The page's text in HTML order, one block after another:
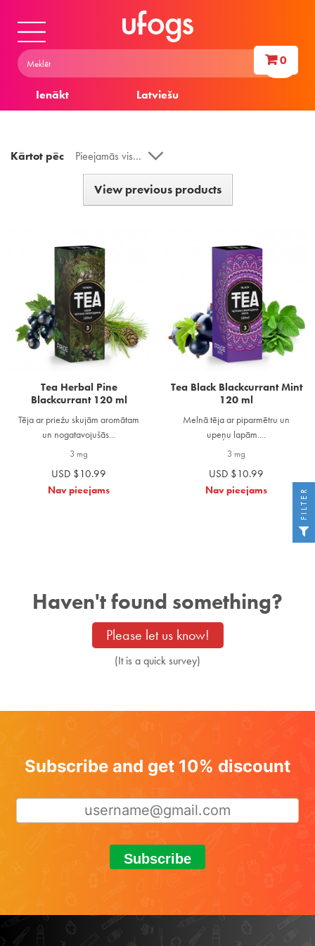
Ienākt Latviešu
0
Kārtot pēc Pieejamās vispirms
View previous products
Tea Herbal Pine
Blackcurrant 120 ml
Tēja ar priežu skujām aromātam
un nogatavojušās...
3 mg
USD $10.99
Nav pieejams
Tea Black Blackcurrant Mint
120 ml
Melnā tēja ar piparmētru un
upeņu lapām....
3 mg
USD $10.99
Nav pieejams
Haven't found something?
Please let us know!
(It is a quick survey)
Subscribe and get 10% discount
Subscribe
FILTER